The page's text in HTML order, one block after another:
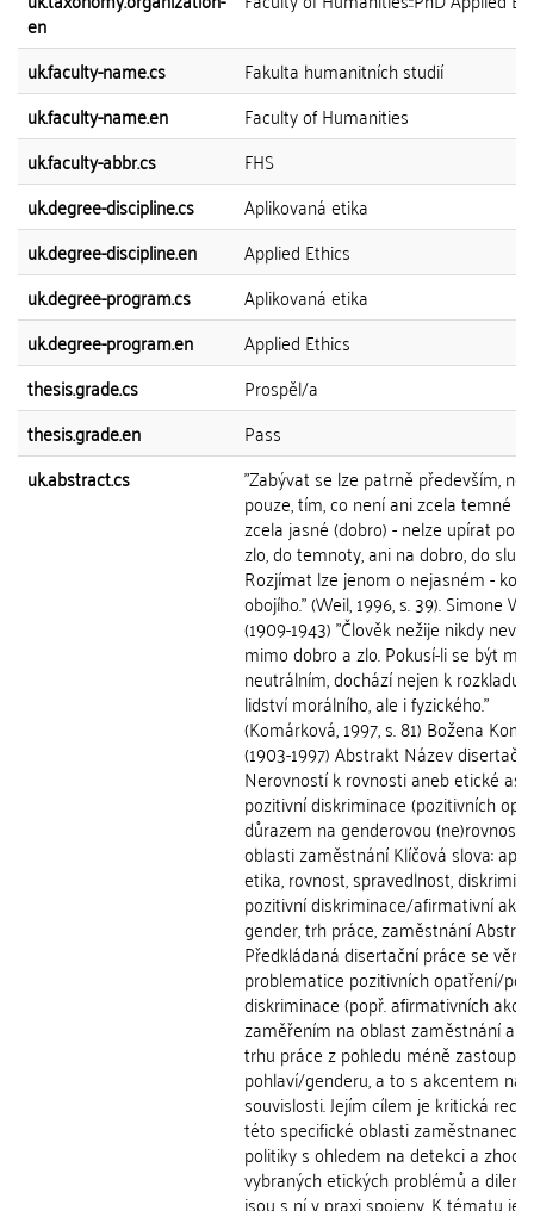
en
uk.faculty-name.cs
Fakulta humanitních studií
uk.faculty-name.en
Faculty of Humanities
uk.faculty-abbr.cs
FHS
uk.degree-discipline.cs
Aplikovaná etika
uk.degree-discipline.en
Applied Ethics
uk.degree-program.cs
Aplikovaná etika
uk.degree-program.en
Applied Ethics
thesis.grade.cs
Prospěl/a
thesis.grade.en
Pass
uk.abstract.cs
"Zabývat se lze patrně především,
pouze, tím, co není ani zcela temné
zcela jasné (dobro) - nelze upírat
zlo, do temnoty, ani na dobro, do
Rozjímat lze jenom o nejasném -
obojího." (Weil, 1996, s. 39). Simone
(1909-1943) "Člověk nežije nikdy
mimo dobro a zlo. Pokusí-li se být
neutrálním, dochází nejen k rozkladu
lidství morálního, ale i fyzického."
(Komárková, 1997, s. 81) Božena
(1903-1997) Abstrakt Název
Nerovností k rovnosti aneb etické
pozitivní diskriminace (pozitivních
důrazem na genderovou (ne)rovnost v
oblasti zaměstnání Klíčová slova:
etika, rovnost, spravedlnost,
pozitivní diskriminace/afirmativní
gender, trh práce, zaměstnání
Předkládaná disertační práce se
problematice pozitivních opatření/
diskriminace (popř. afirmativních
zaměřením na oblast zaměstnání a
trhu práce z pohledu méně
pohlaví/genderu, a to s akcentem na
souvislosti. Jejím cílem je kritická
této specifické oblasti zaměstnanecké
politiky s ohledem na detekci a
vybraných etických problémů a
jsou s ní v praxi spojeny. K tématu je